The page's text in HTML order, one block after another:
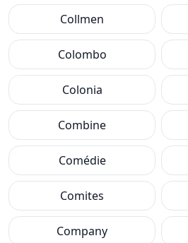
Collmen
Colombo
Colonia
Combine
Comédie
Comites
Company